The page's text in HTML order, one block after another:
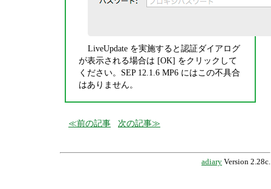
LiveUpdate を実施すると認証ダイアログ
が表示される場合は [OK] をクリックして
ください。SEP 12.1.6 MP6 にはこの不具合
はありません。
前の記事 次の記事
adiary Version 2.28c.